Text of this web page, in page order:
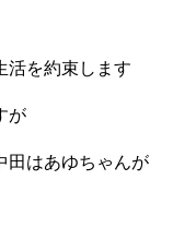
活を約束します
が
田はあゆちゃんが